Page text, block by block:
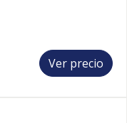
Ver precio